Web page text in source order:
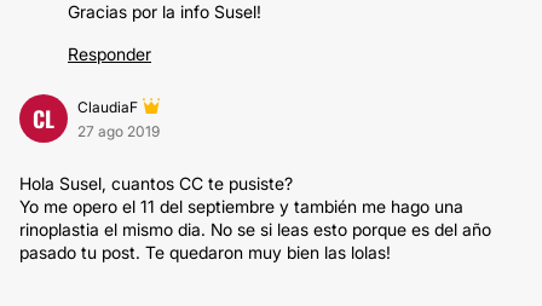
Gracias por la info Susel!
Responder
CL
ClaudiaF
27 ago 2019
Hola Susel, cuantos CC te pusiste?
Yo me opero el 11 del septiembre y también me hago una
rinoplastia el mismo dia. No se si leas esto porque es del año
pasado tu post. Te quedaron muy bien las lolas!